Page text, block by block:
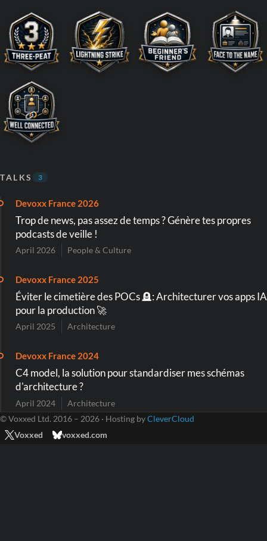
TALKS 3
Devoxx France 2026
Trop de news, pas assez de temps ? Génère tes propres
podcasts de veille !
April 2026 People & Culture
Devoxx France 2025
Éviter le cimetière des POCs 🪦: Architecturer vos apps IA
pour la production 🚀
April 2025 Architecture
Devoxx France 2024
C4 model, la solution pour standardiser mes schémas
d'architecture ?
April 2024
Architecture
© Voxxed Ltd. 2016 – 2026 · Hosting byCleverCloud
Voxxed
voxxed.com